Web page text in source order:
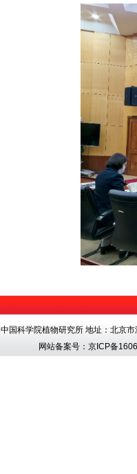
中国科学院植物研究所 地址：北京
网站备案号：京ICP备